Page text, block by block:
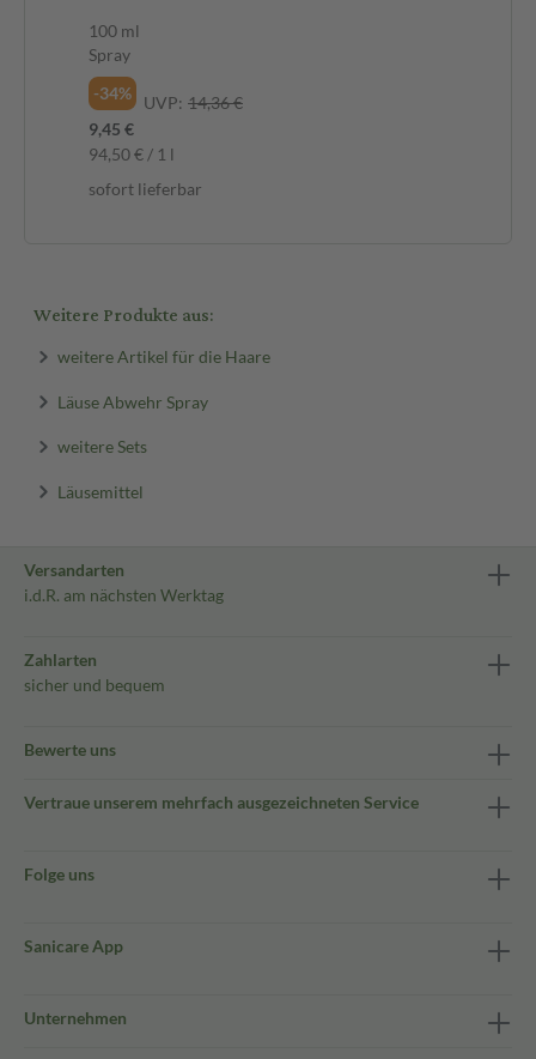
100 ml
Spray
-34%
UVP: 14,36 €
9,45 €
94,50 € / 1 l
sofort lieferbar
Weitere Produkte aus:
weitere Artikel für die Haare
Läuse Abwehr Spray
weitere Sets
Läusemittel
Versandarten
i.d.R. am nächsten Werktag
Zahlarten
sicher und bequem
Bewerte uns
Vertraue unserem mehrfach ausgezeichneten Service
Folge uns
Sanicare App
Unternehmen